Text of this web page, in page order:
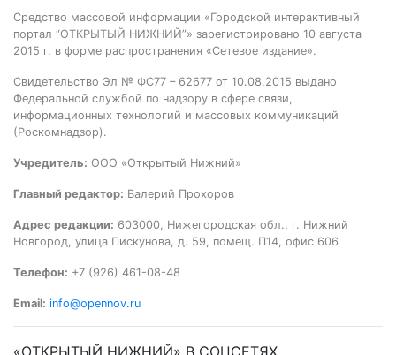
Средство массовой информации «Городской интерактивный
портал “ОТКРЫТЫЙ НИЖНИЙ”» зарегистрировано 10 августа
2015 г. в форме распространения «Сетевое издание».
Свидетельство Эл № ФС77 – 62677 от 10.08.2015 выдано
Федеральной службой по надзору в сфере связи,
информационных технологий и массовых коммуникаций
(Роскомнадзор).
Учредитель: ООО «Открытый Нижний»
Главный редактор: Валерий Прохоров
Адрес редакции: 603000, Нижегородская обл., г. Нижний
Новгород, улица Пискунова, д. 59, помещ. П14, офис 606
Телефон: +7 (926) 461-08-48
Email: info@opennov.ru
«ОТКРЫТЫЙ НИЖНИЙ» В СОЦСЕТЯХ